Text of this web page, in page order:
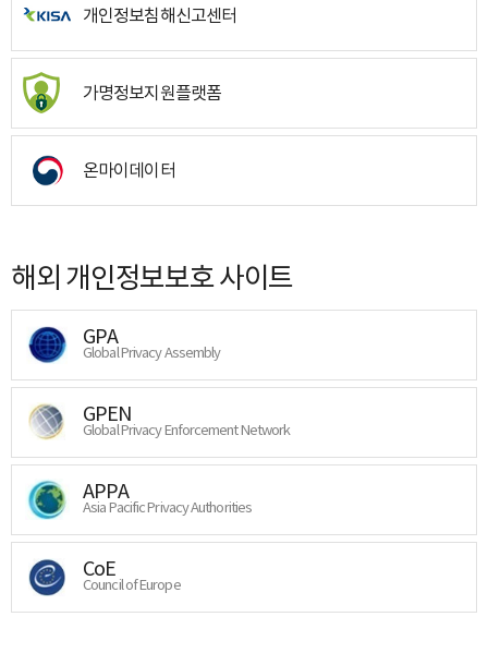
개인정보침해신고센터
가명정보지원플랫폼
온마이데이터
해외 개인정보보호 사이트
GPA
Global Privacy Assembly
GPEN
Global Privacy Enforcement Network
APPA
Asia Pacific Privacy Authorities
CoE
Council of Europe